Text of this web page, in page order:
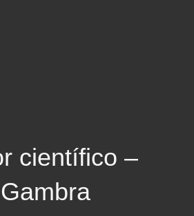
científico –